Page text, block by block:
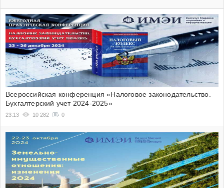
Всероссийская конференция «Налоговое законодательство.
Бухгалтерский учет 2024-2025»
23:13 10 282 0